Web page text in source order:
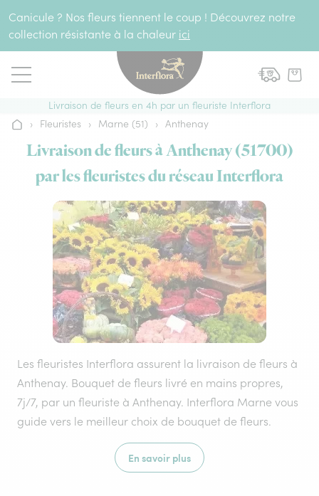
Canicule ? Nos fleurs tiennent le coup ! Découvrez notre
collection résistante à la chaleur ici
Livraison de fleurs en 4h par un fleuriste Interflora
Accueil
› Fleuristes › Marne (51) › Anthenay
Livraison de fleurs à Anthenay (51700)
par les fleuristes du réseau Interflora
Les fleuristes Interflora assurent la livraison de fleurs à
Anthenay. Bouquet de fleurs livré en mains propres,
7j/7, par un fleuriste à Anthenay. Interflora Marne vous
guide vers le meilleur choix de bouquet de fleurs.
En savoir plus